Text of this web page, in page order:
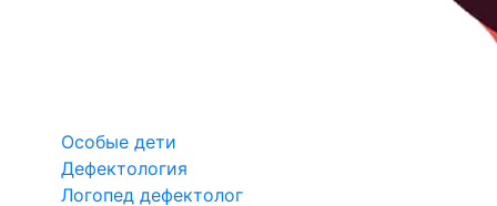
Особые дети
Дефектология
Логопед дефектолог